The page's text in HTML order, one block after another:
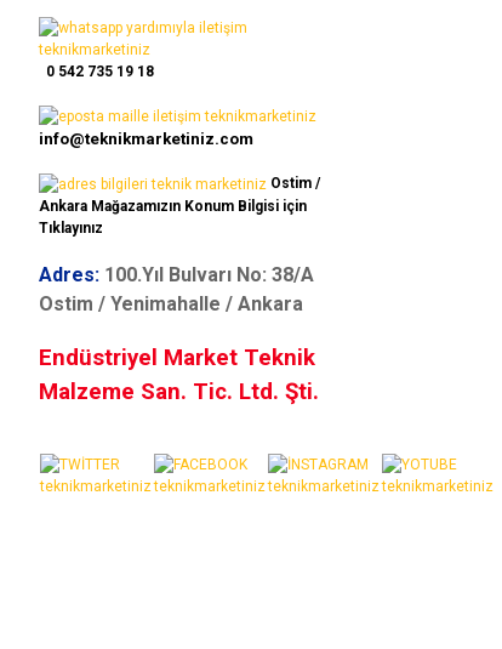
0 542 735 19 18
info@teknikmarketiniz.com
Ostim /
Ankara Mağazamızın Konum Bilgisi için
Tıklayınız
Adres: 100.Yıl Bulvarı No: 38/A
Ostim / Yenimahalle / Ankara
Endüstriyel Market Teknik
Malzeme San. Tic. Ltd. Şti.